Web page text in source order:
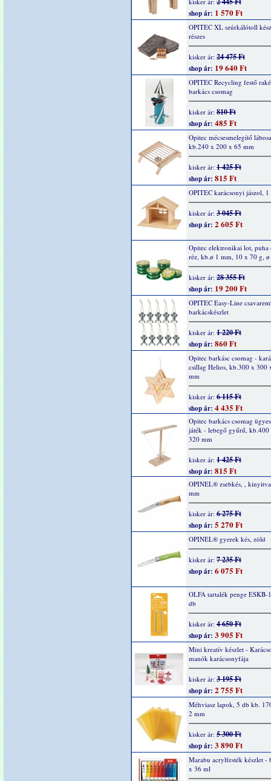
shop ár: 1 570 Ft
OPITEC XL szúrkálótoll
részes
kisker ár: 24 475 Ft
shop ár: 19 640 Ft
OPITEC Recycling festő
barkács csomag
kisker ár: 810 Ft
shop ár: 485 Ft
Opitec mécsesmelegítő
kb.240 x 200 x 65 mm
kisker ár: 1 425 Ft
shop ár: 815 Ft
OPITEC karácsonyi jászol, 1
kisker ár: 3 045 Ft
shop ár: 2 605 Ft
Opitec elektronikai lot, puha
réz, kb.ø 1 mm, 10 x 70 g,
kisker ár: 28 355 Ft
shop ár: 19 200 Ft
OPITEC Easy-Line
barkácskészlet
kisker ár: 1 220 Ft
shop ár: 860 Ft
Opitec barkásc csomag -
csillag Helios, kb.300 x 300
mm
kisker ár: 6 115 Ft
shop ár: 4 435 Ft
Opitec barkács csomag
játék - lebegő gyűrű,
320 mm
kisker ár: 1 425 Ft
shop ár: 815 Ft
OPINEL® zsebkés, ,
mm
kisker ár: 6 275 Ft
shop ár: 5 270 Ft
OPINEL® gyerek kés, zöld
kisker ár: 7 235 Ft
shop ár: 6 075 Ft
OLFA tartalék penge ESKB-
db
kisker ár: 4 650 Ft
shop ár: 3 905 Ft
Mini kreatív készlet -
manók karácsonyfája
kisker ár: 3 195 Ft
shop ár: 2 755 Ft
Méhviasz lapok, 5 db kb.
2 mm
kisker ár: 5 300 Ft
shop ár: 3 890 Ft
Marabu acrylfesték készlet -
x 36 ml